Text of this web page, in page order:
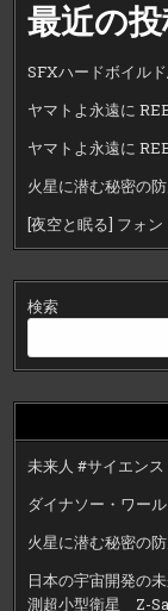
最近の
SFXハードボイル
ヤマトよ永遠に
ヤマトよ永遠に
火星に潜む秘密の
[夜空と眠る] フォ
検索
未来人 #サイエン
ダイナソー・ワー
火星に潜む秘密の
日本の宇宙開発の
測超小型衛星 Z-